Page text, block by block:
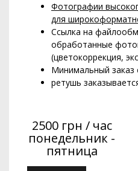
Фотографии
для
Ссылка на
обработанные
(цветокоррекция,
Минимальный заказ
ретушь
2500 грн / час
понедельник -
пятница